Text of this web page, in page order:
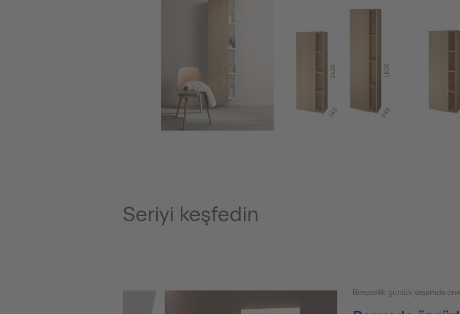
Seriyi keşfedin
Bireysellik günlük yaşamda